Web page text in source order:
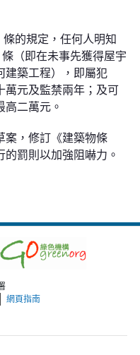
的規定，任何人明知
（即在未事先獲得屋宇
建築工程），即屬犯
萬元及監禁兩年；及可
二萬元。
案，修訂《建築物條
罰則以加強阻嚇力。
網頁指南